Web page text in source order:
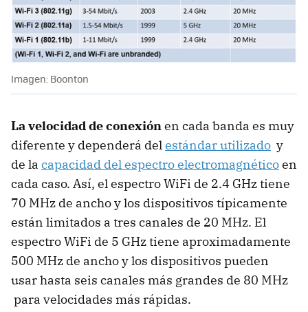
Imagen: Boonton
La velocidad de conexiónen cada banda es muy
diferente y dependerá delestándar utilizado y
de la capacidad del espectro electromagnéticoen
cada caso. Así, el espectro WiFi de 2.4 GHz tiene
70 MHz de ancho y los dispositivos típicamente
están limitados a tres canales de 20 MHz. El
espectro WiFi de 5 GHz tiene aproximadamente
500 MHz de ancho y los dispositivos pueden
usar hasta seis canales más grandes de 80 MHz
para velocidades más rápidas.